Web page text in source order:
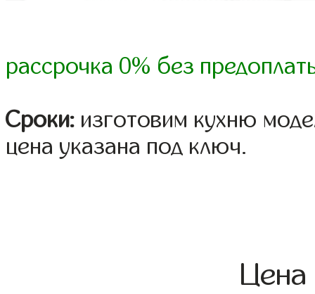
рассрочка 0% без
Сроки: изготовим кухню
цена указана под ключ.
Цена